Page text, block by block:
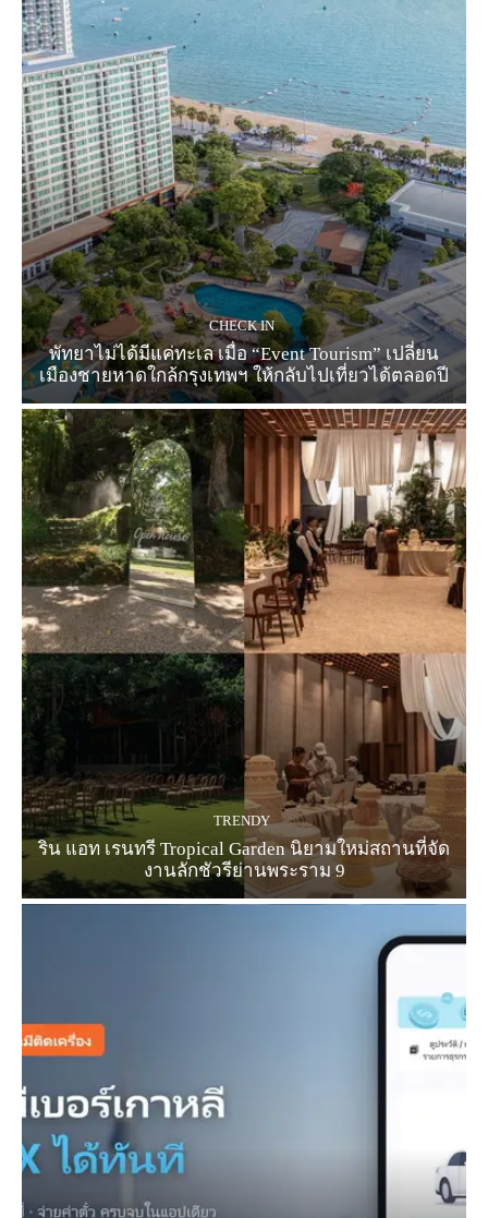
CHECK IN
พัทยาไม่ได้มีแค่ทะเล เมื่อ “Event Tourism” เปลี่ยน
เมืองชายหาดใกล้กรุงเทพฯ ให้กลับไปเที่ยวได้ตลอดปี
TRENDY
ริน แอท เรนทรี Tropical Garden นิยามใหม่สถานที่จัด
งานลักชัวรีย่านพระราม 9